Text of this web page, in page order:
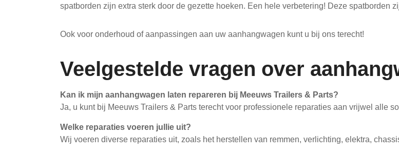
spatborden zijn extra sterk door de gezette hoeken. Een hele verbetering! Deze spatborden
Ook voor onderhoud of aanpassingen aan uw aanhangwagen kunt u bij ons terecht!
Veelgestelde vragen over
Kan ik mijn aanhangwagen laten repareren bij Meeuws Trailers & Parts?
Ja, u kunt bij Meeuws Trailers & Parts terecht voor professionele reparaties aan vrijwel alle
Welke reparaties voeren jullie uit?
Wij voeren diverse reparaties uit, zoals het herstellen van remmen, verlichting, elektra,